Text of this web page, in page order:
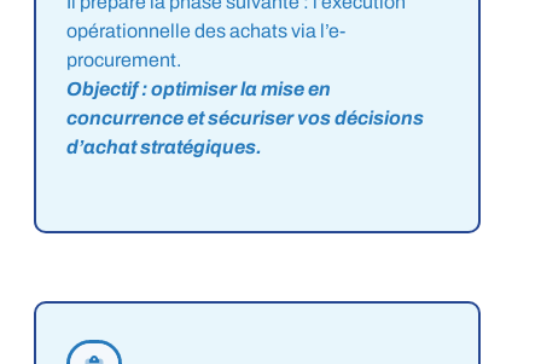
opérationnelle des achats via l’e-
procurement.
Objectif : optimiser la mise en
concurrence et sécuriser vos décisions
d’achat stratégiques.